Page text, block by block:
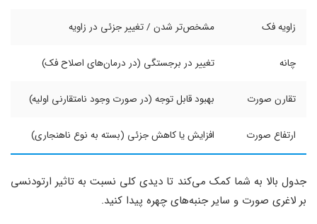
زاویه فک مشخص‌تر شدن / تغییر جزئی در زاویه
چانه تغییر در برجستگی (در درمان‌های اصلاح فک)
تقارن صورت بهبود قابل توجه (در صورت وجود نامتقارنی اولیه)
ارتفاع صورت افزایش یا کاهش جزئی (بسته به نوع ناهنجاری)
جدول بالا به شما کمک می‌کند تا دیدی کلی نسبت به تاثیر ارتودنسی
بر لاغری صورت و سایر جنبه‌های چهره پیدا کنید.